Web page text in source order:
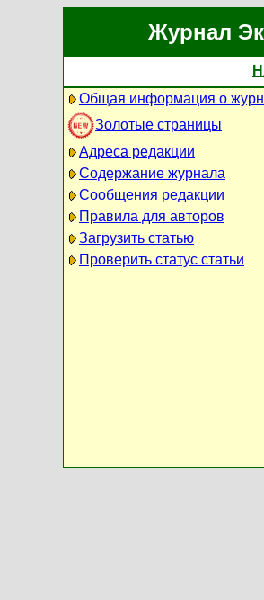
Журнал
Общая информация о
Золотые страницы
Адреса редакции
Содержание журнала
Сообщения редакции
Правила для авторов
Загрузить статью
Проверить статус статьи